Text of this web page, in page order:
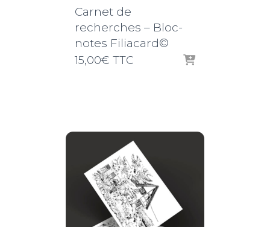
Carnet de
recherches – Bloc-
notes Filiacard©
15,00€ TTC